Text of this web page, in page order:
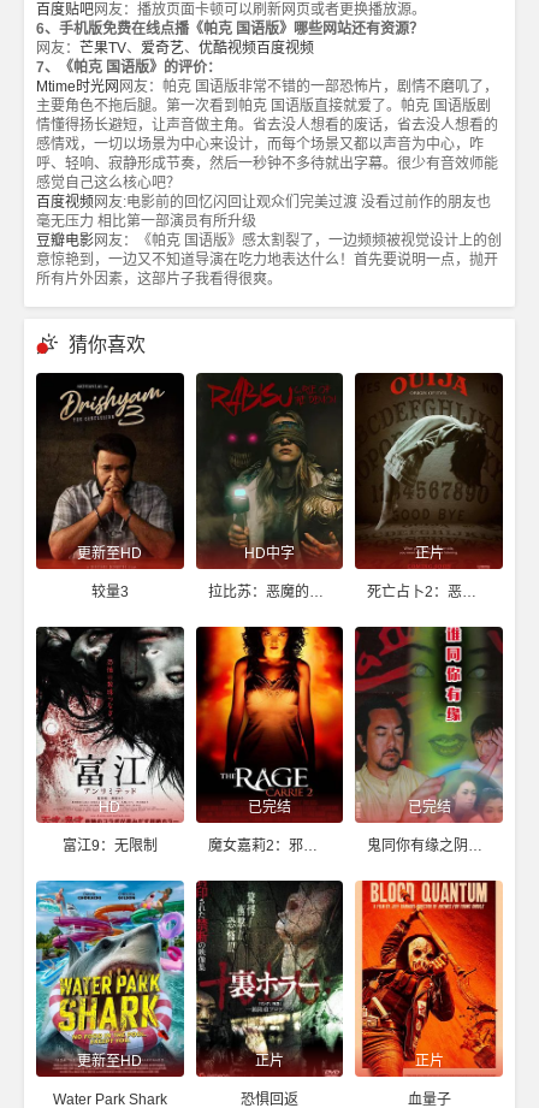
百度贴吧网友：播放页面卡顿可以刷新网页或者更换播放源。
6、手机版免费在线点播《帕克 国语版》哪些网站还有资源？
网友： 芒果TV、 爱奇艺、 优酷视频 百度视频
7、《帕克 国语版》的评价：
Mtime时光网 网友：帕克 国语版非常不错的一部恐怖片，剧情不磨叽了，
主要角色不拖后腿。第一次看到帕克 国语版直接就爱了。帕克 国语版剧
情懂得扬长避短，让声音做主角。省去没人想看的废话，省去没人想看的
感情戏，一切以场景为中心来设计，而每个场景又都以声音为中心，咋
呼、轻响、寂静形成节奏，然后一秒钟不多待就出字幕。很少有音效师能
感觉自己这么核心吧？
百度视频 网友:电影前的回忆闪回让观众们完美过渡 没看过前作的朋友也
毫无压力 相比第一部演员有所升级
豆瓣电影网友：《帕克 国语版》感太割裂了，一边频频被视觉设计上的创
意惊艳到，一边又不知道导演在吃力地表达什么！首先要说明一点，抛开
所有片外因素，这部片子我看得很爽。
猜你喜欢
更新至HD
较量3
HD中字
拉比苏：恶魔的诅咒
正片
死亡占卜2：恶灵始源
HD
富江9：无限制
已完结
魔女嘉莉2：邪气逼人
已完结
鬼同你有缘之阴尸路
更新至HD
Water Park Shark
正片
恐惧回返
正片
血量子